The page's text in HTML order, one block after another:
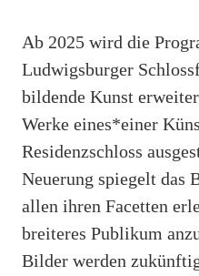
Ab 2025 wird die
Ludwigsburger
bildende Kunst
Werke eines*einer
Residenzschloss
Neuerung spiegelt das
allen ihren Facetten
breiteres Publikum
Bilder werden